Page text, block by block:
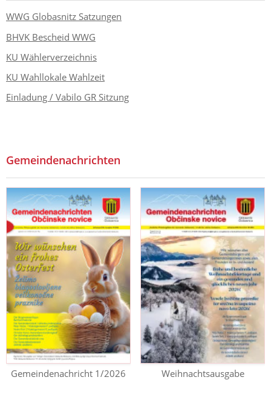
WWG Globasnitz Satzungen
BHVK Bescheid WWG
KU Wählerverzeichnis
KU Wahllokale Wahlzeit
Einladung / Vabilo GR Sitzung
Gemeindenachrichten
Gemeindenachricht 1/2026 Weihnachtsausgabe